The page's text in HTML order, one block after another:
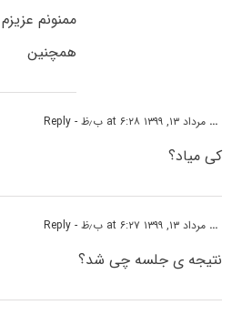
ممنونم عزیزم
همچنین
... مرداد ۱۳, ۱۳۹۹ at ۶:۲۸ ب٫ظ - Reply
کی میاد؟
... مرداد ۱۳, ۱۳۹۹ at ۶:۲۷ ب٫ظ - Reply
نتیجه ی جلسه چی شد؟